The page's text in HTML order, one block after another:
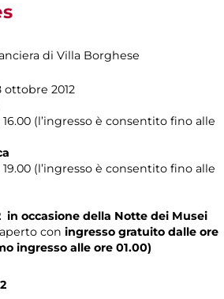
di Villa Borghese
2012
(l’ingresso è consentito fino alle
(l’ingresso è consentito fino alle
in occasione della Notte dei Musei
con ingresso gratuito dalle ore
ingresso alle ore 01.00)